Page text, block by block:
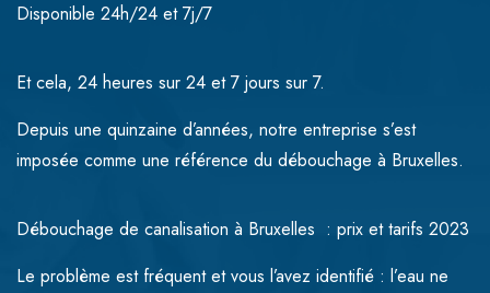
Disponible 24h/24 et 7j/7
Et cela, 24 heures sur 24 et 7 jours sur 7.
Depuis une quinzaine d’années, notre entreprise s’est
imposée comme une référence du débouchage à Bruxelles.
Débouchage de canalisation à Bruxelles : prix et tarifs 2023
Le problème est fréquent et vous l’avez identifié : l’eau ne